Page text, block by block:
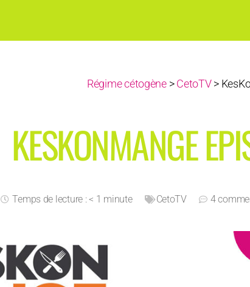
Régime cétogène>CetoTV>
KESKONMANGE
Temps de lecture : < 1 minute CetoTV 4